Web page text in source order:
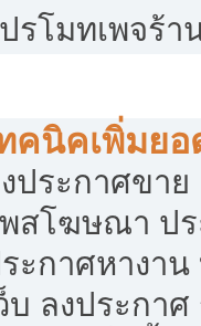
รโมทเพจร้า
คนิคเพิ่มย
ประกาศขา
สโฆษณา ป
ะกาศหางา
บ ลงประกา